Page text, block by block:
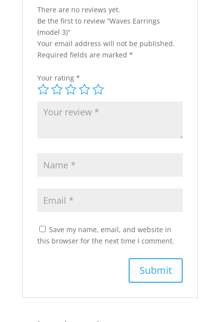
There are no reviews yet.
Be the first to review “Waves Earrings
(model 3)”
Your email address will not be published.
Required fields are marked *
Your rating *
Save my name, email, and website in
this browser for the next time I comment.